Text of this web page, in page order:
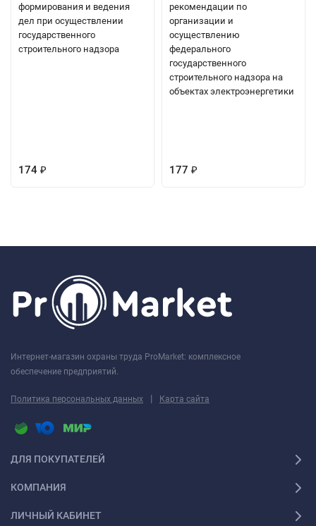
формирования и ведения
дел при осуществлении
государственного
строительного надзора
174 ₽
рекомендации по
организации и
осуществлению
федерального
государственного
строительного надзора на
объектах электроэнергетики
177 ₽
Интернет-магазин охраны труда ProMarket: комплексное
обеспечение предприятий.
Политика персональных данных | Карта сайта
ДЛЯ ПОКУПАТЕЛЕЙ
КОМПАНИЯ
ЛИЧНЫЙ КАБИНЕТ